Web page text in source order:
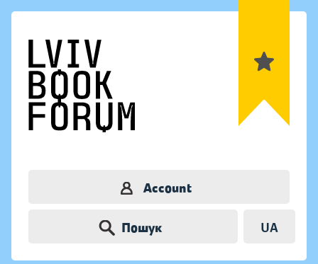
Account
Пошук UA